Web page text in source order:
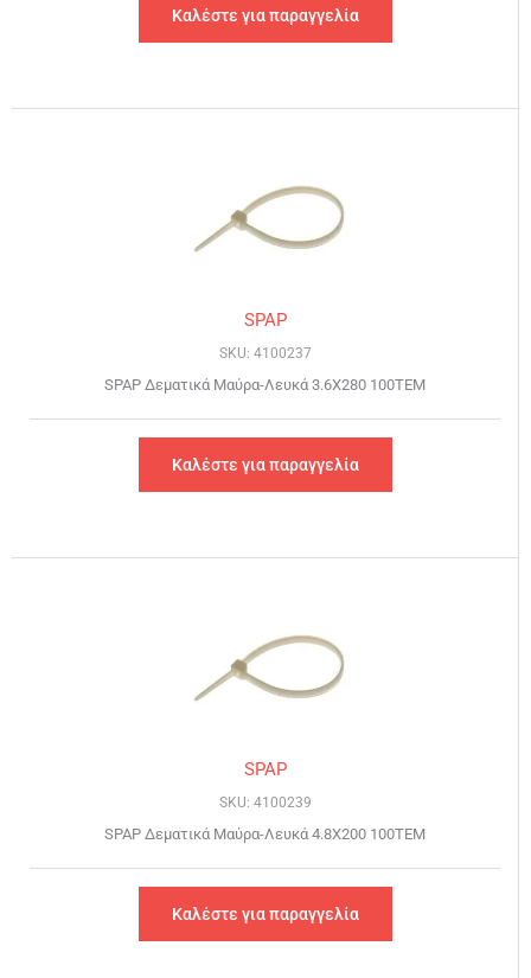
Καλέστε για παραγγελία
SPAP
SKU: 4100237
SPAP Δεματικά Μαύρα-Λευκά 3.6Χ280 100ΤΕΜ
Καλέστε για παραγγελία
SPAP
SKU: 4100239
SPAP Δεματικά Μαύρα-Λευκά 4.8Χ200 100ΤΕΜ
Καλέστε για παραγγελία